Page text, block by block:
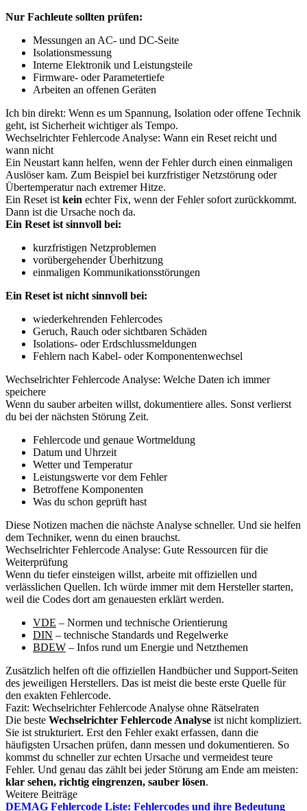
Nur Fachleute sollten prüfen:
Messungen an AC- und DC-Seite
Isolationsmessung
Interne Elektronik und Leistungsteile
Firmware- oder Parametertiefe
Arbeiten an offenen Geräten
Ich bin direkt: Wenn es um Spannung, Isolation oder offene Technik
geht, ist Sicherheit wichtiger als Tempo.
Wechselrichter Fehlercode Analyse: Wann ein Reset reicht und
wann nicht
Ein Neustart kann helfen, wenn der Fehler durch einen einmaligen
Auslöser kam. Zum Beispiel bei kurzfristiger Netzstörung oder
Übertemperatur nach extremer Hitze.
Ein Reset ist kein echter Fix, wenn der Fehler sofort zurückkommt.
Dann ist die Ursache noch da.
Ein Reset ist sinnvoll bei:
kurzfristigen Netzproblemen
vorübergehender Überhitzung
einmaligen Kommunikationsstörungen
Ein Reset ist nicht sinnvoll bei:
wiederkehrenden Fehlercodes
Geruch, Rauch oder sichtbaren Schäden
Isolations- oder Erdschlussmeldungen
Fehlern nach Kabel- oder Komponentenwechsel
Wechselrichter Fehlercode Analyse: Welche Daten ich immer
speichere
Wenn du sauber arbeiten willst, dokumentiere alles. Sonst verlierst
du bei der nächsten Störung Zeit.
Fehlercode und genaue Wortmeldung
Datum und Uhrzeit
Wetter und Temperatur
Leistungswerte vor dem Fehler
Betroffene Komponenten
Was du schon geprüft hast
Diese Notizen machen die nächste Analyse schneller. Und sie helfen
dem Techniker, wenn du einen brauchst.
Wechselrichter Fehlercode Analyse: Gute Ressourcen für die
Weiterprüfung
Wenn du tiefer einsteigen willst, arbeite mit offiziellen und
verlässlichen Quellen. Ich würde immer mit dem Hersteller starten,
weil die Codes dort am genauesten erklärt werden.
VDE – Normen und technische Orientierung
DIN – technische Standards und Regelwerke
BDEW – Infos rund um Energie und Netzthemen
Zusätzlich helfen oft die offiziellen Handbücher und Support-Seiten
des jeweiligen Herstellers. Das ist meist die beste erste Quelle für
den exakten Fehlercode.
Fazit: Wechselrichter Fehlercode Analyse ohne Rätselraten
Die beste Wechselrichter Fehlercode Analyse ist nicht kompliziert.
Sie ist strukturiert. Erst den Fehler exakt erfassen, dann die
häufigsten Ursachen prüfen, dann messen und dokumentieren. So
kommst du schneller zur echten Ursache und vermeidest teure
Fehler. Und genau das zählt bei jeder Störung am Ende am meisten:
klar sehen, richtig eingrenzen, sauber lösen.
Weitere Beiträge
DEMAG Fehlercode Liste: Fehlercodes und ihre Bedeutung